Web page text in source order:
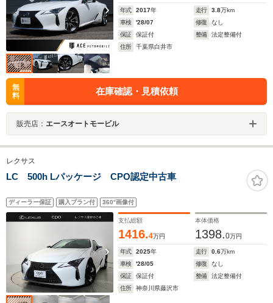
年式 2017年 走行 3.8万km
車検
'28/07 修復
なし
保証
保証付 整備
法定整備付
住所
千葉県白井市
無
料
在庫確認・見積依頼
販売店： エースオートモービル
レクサス
LC 500h Lパッケージ CPO認定中古車
ディーラー保証 購入プラン付 360°画像付
支払総額
1416.4万円
本体価格
1398.0万円
年式 2025年 走行 0.6万km
車検
'28/05 修復
なし
保証
保証付 整備
法定整備付
住所
神奈川県藤沢市